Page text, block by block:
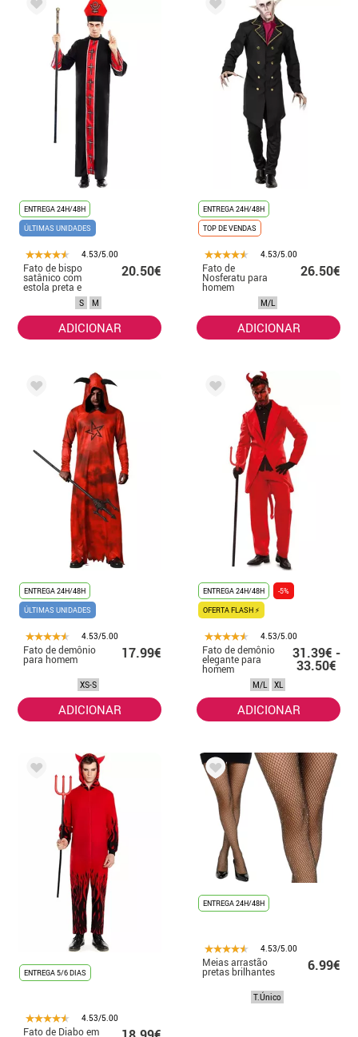
ENTREGA 24H/48H
ÚLTIMAS UNIDADES
4.53/5.00
Fato de bispo
satânico com
estola preta e
vermelha para
20.50€
S M
ADICIONAR
ENTREGA 24H/48H
TOP DE VENDAS
4.53/5.00
Fato de
Nosferatu para
homem
26.50€
M/L
ADICIONAR
ENTREGA 24H/48H
ÚLTIMAS UNIDADES
4.53/5.00
Fato de demônio
para homem 17.99€
XS-S
ADICIONAR
ENTREGA 24H/48H
-5%
OFERTA FLASH ⚡
4.53/5.00
Fato de demônio
elegante para
homem
31.39€ -
33.50€
M/L XL
ADICIONAR
ENTREGA 5/6 DIAS
4.53/5.00
Fato de Diabo em
ENTREGA 24H/48H
4.53/5.00
Meias arrastão
pretas brilhantes 6.99€
T.Único